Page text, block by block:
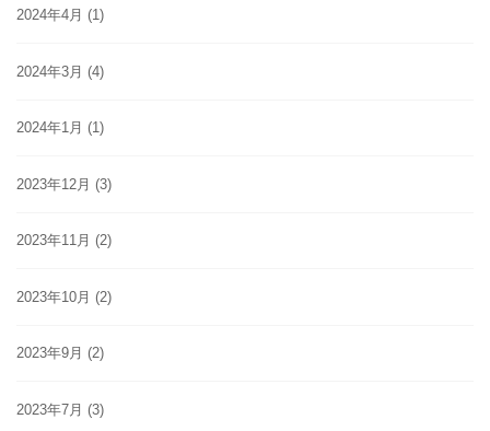
2024年4月 (1)
2024年3月 (4)
2024年1月 (1)
2023年12月 (3)
2023年11月 (2)
2023年10月 (2)
2023年9月 (2)
2023年7月 (3)